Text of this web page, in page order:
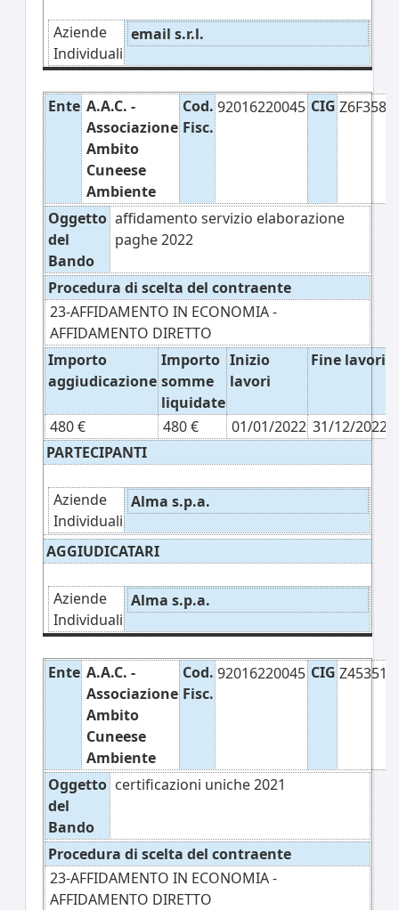
Aziende
Individuali
email s.r.l.
Ente A.A.C. -
Associazione
Ambito
Cuneese
Ambiente
Cod.
Fisc.
92016220045 CIG
Oggetto
del
Bando
affidamento servizio elaborazione
paghe 2022
Procedura di scelta del contraente
23-AFFIDAMENTO IN ECONOMIA -
AFFIDAMENTO DIRETTO
Importo
aggiudicazione
Importo
somme
liquidate
Inizio
lavori
Fine lavori
480 € 480 € 01/01/2022 31/12/2022
PARTECIPANTI
Aziende
Individuali
Alma s.p.a.
AGGIUDICATARI
Aziende
Individuali
Alma s.p.a.
Ente A.A.C. -
Associazione
Ambito
Cuneese
Ambiente
Cod.
Fisc.
92016220045 CIG
Oggetto
del
Bando
certificazioni uniche 2021
Procedura di scelta del contraente
23-AFFIDAMENTO IN ECONOMIA -
AFFIDAMENTO DIRETTO